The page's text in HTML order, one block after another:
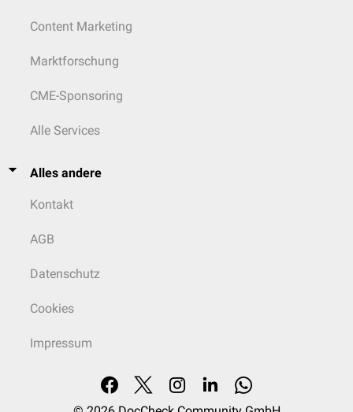
Content Marketing
Marktforschung
CME-Sponsoring
Alle Services
Alles andere
Kontakt
AGB
Datenschutz
Cookies
Impressum